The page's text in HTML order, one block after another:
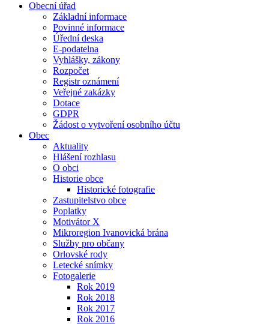
Obecní úřad
Základní informace
Povinné informace
Úřední deska
E-podatelna
Vyhlášky, zákony
Rozpočet
Registr oznámení
Veřejné zakázky
Dotace
GDPR
Žádost o vytvoření osobního účtu
Obec
Aktuality
Hlášení rozhlasu
O obci
Historie obce
Historické fotografie
Zastupitelstvo obce
Poplatky
Motivátor X
Mikroregion Ivanovická brána
Služby pro občany
Orlovské rody
Letecké snímky
Fotogalerie
Rok 2019
Rok 2018
Rok 2017
Rok 2016